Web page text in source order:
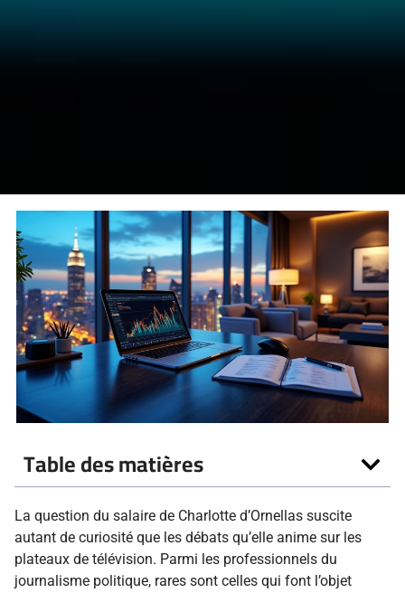
Table des matières
La question du salaire de Charlotte d’Ornellas suscite
autant de curiosité que les débats qu’elle anime sur les
plateaux de télévision. Parmi les professionnels du
journalisme politique, rares sont celles qui font l’objet